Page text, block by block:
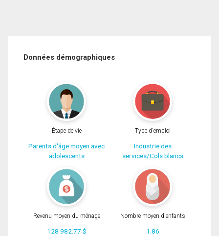
Données démographiques
Étape de vie
Parents d'âge moyen avec
adolescents
Type d'emploi
Industrie des
services/Cols blancs
Revenu moyen du ménage
128 982.77 $
Nombre moyen d'enfants
1.86